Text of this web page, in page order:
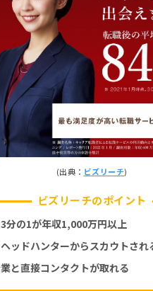
(出典： ビズリーチ)
ビズリーチのポイント
分の1が年収1,000万円以上
ッドハンターからスカウトされ
と直接コンタクトが取れる